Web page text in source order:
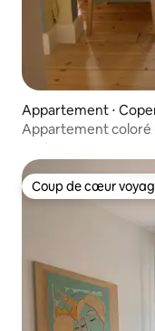
Appartement ⋅
Appartement coloré
Coup de cœur
Coup de cœur